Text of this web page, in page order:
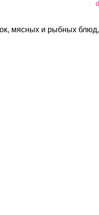
мясных и рыбных